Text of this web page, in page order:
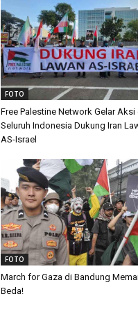
FOTO
Free Palestine Network Gelar Aksi
Seluruh Indonesia Dukung Iran
AS-Israel
FOTO
March for Gaza di Bandung
Beda!